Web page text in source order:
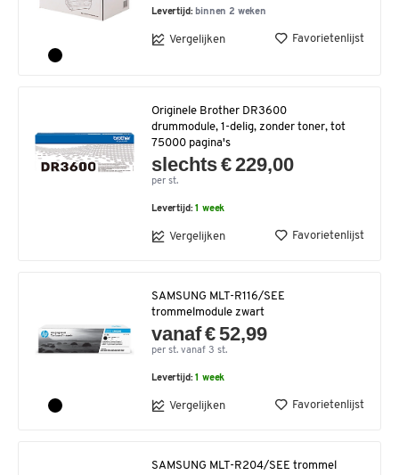
Levertijd: binnen 2 weken
Vergelijken Favorietenlijst
Originele Brother DR3600
drummodule, 1-delig, zonder toner, tot
75000 pagina's
slechts € 229,00
per st.
Levertijd:1 week
Vergelijken Favorietenlijst
SAMSUNG MLT-R116/SEE
trommelmodule zwart
vanaf € 52,99
per st. vanaf 3 st.
Levertijd:1 week
Vergelijken Favorietenlijst
SAMSUNG MLT-R204/SEE trommel